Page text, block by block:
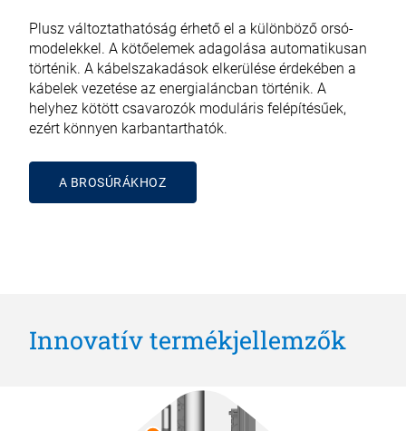
Plusz változtathatóság érhető el a különböző orsó-
modelekkel. A kötőelemek adagolása automatikusan
történik. A kábelszakadások elkerülése érdekében a
kábelek vezetése az energialáncban történik. A
helyhez kötött csavarozók moduláris felépítésűek,
ezért könnyen karbantarthatók.
A BROSÚRÁKHOZ
Innovatív termékjellemzők